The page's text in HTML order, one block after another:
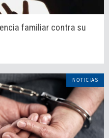
familiar contra su
NOTICIAS